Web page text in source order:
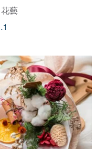
藝